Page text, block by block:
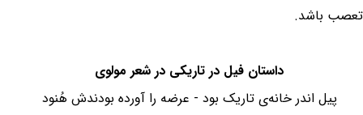
تعصب باشد.
داستان فیل در تاریکی در شعر مولوی
پیل اندر خانه‌ی تاریک بود - عرضه را آورده بودندش هُنود